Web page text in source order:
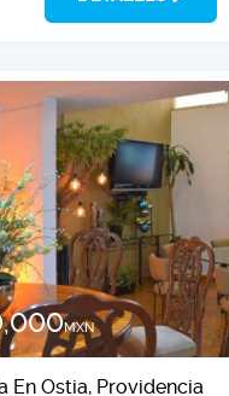
MXN
En Ostia, Providencia